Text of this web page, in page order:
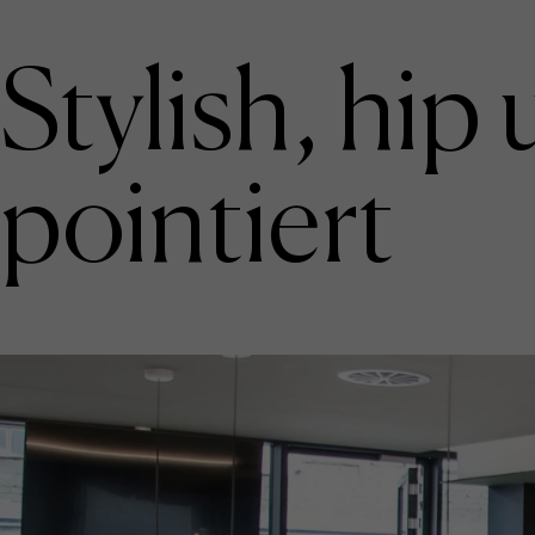
Stylish, hip
pointiert